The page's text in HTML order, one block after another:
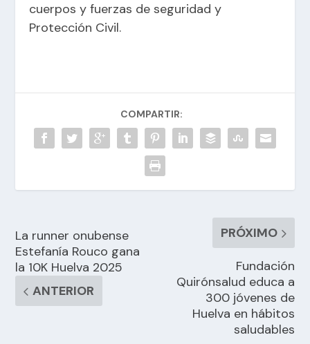
cuerpos y fuerzas de seguridad y
Protección Civil.
COMPARTIR:
La runner onubense
Estefanía Rouco gana
la 10K Huelva 2025
ANTERIOR
PRÓXIMO
Fundación
Quirónsalud educa a
300 jóvenes de
Huelva en hábitos
saludables